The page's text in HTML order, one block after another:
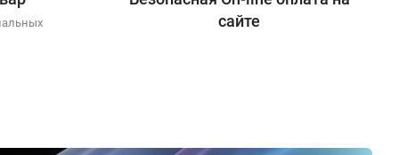
сайте